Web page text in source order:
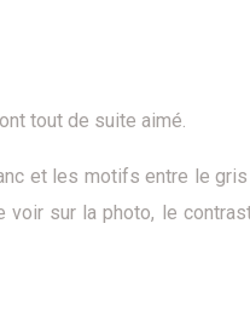
tout de suite aimé.
et les motifs entre le
sur la photo, le